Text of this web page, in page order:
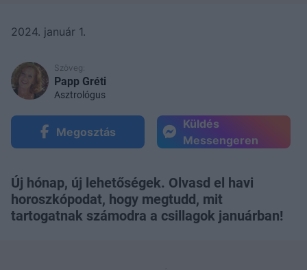
2024. január 1.
Szöveg:
Papp Gréti
Asztrológus
Megosztás
Küldés
Messengeren
Új hónap, új lehetőségek. Olvasd el havi
horoszkópodat, hogy megtudd, mit
tartogatnak számodra a csillagok januárban!